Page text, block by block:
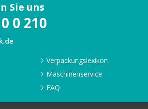
Sie uns
0 210
Verpackungslexikon
Maschinenservice
FAQ